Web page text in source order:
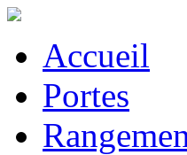
Accueil
Portes